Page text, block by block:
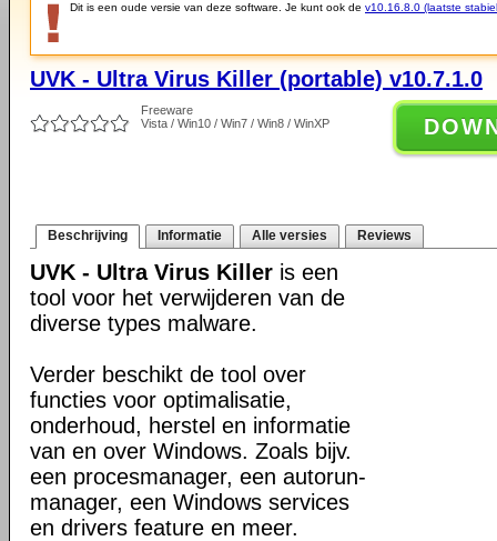
Dit is een oude versie van deze software. Je kunt ook de v10.16.8.0 (laatste
UVK - Ultra Virus Killer (portable) v10.7.1.0
Freeware
Vista / Win10 / Win7 / Win8 / WinXP
Beschrijving Informatie Alle versies Reviews
UVK - Ultra Virus Killer is een
tool voor het verwijderen van de
diverse types malware.
Verder beschikt de tool over
functies voor optimalisatie,
onderhoud, herstel en informatie
van en over Windows. Zoals bijv.
een procesmanager, een autorun-
manager, een Windows services
en drivers feature en meer.